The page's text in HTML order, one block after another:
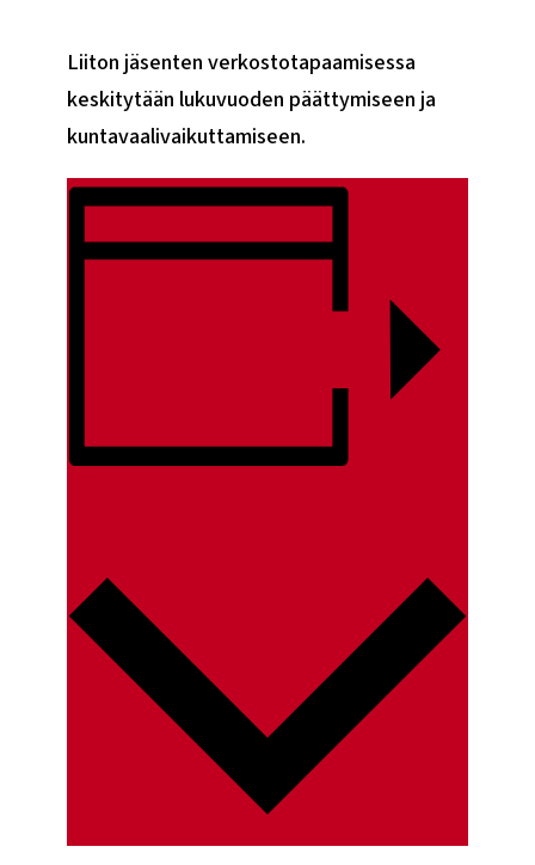
Liiton jäsenten verkostotapaamisessa
keskitytään lukuvuoden päättymiseen ja
kuntavaalivaikuttamiseen.